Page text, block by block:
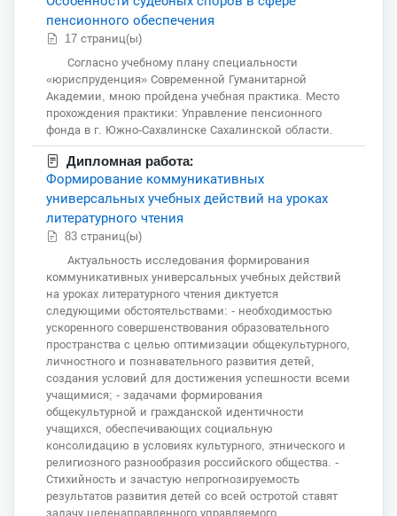
пенсионного обеспечения
17 страниц(ы)
Согласно учебному плану специальности
«юриспруденция» Современной Гуманитарной
Академии, мною пройдена учебная практика. Место
прохождения практики: Управление пенсионного
фонда в г. Южно-Сахалинске Сахалинской области.
Дипломная работа:
Формирование коммуникативных
универсальных учебных действий на уроках
литературного чтения
83 страниц(ы)
Актуальность исследования формирования
коммуникативных универсальных учебных действий
на уроках литературного чтения диктуется
следующими обстоятельствами: - необходимостью
ускоренного совершенствования образовательного
пространства с целью оптимизации общекультурного,
личностного и познавательного развития детей,
создания условий для достижения успешности всеми
учащимися; - задачами формирования
общекультурной и гражданской идентичности
учащихся, обеспечивающих социальную
консолидацию в условиях культурного, этнического и
религиозного разнообразия российского общества. -
Стихийность и зачастую непрогнозируемость
результатов развития детей со всей остротой ставят
задачу целенаправленного управляемого